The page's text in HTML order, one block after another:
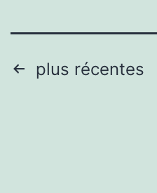
Pagination
plus récentes